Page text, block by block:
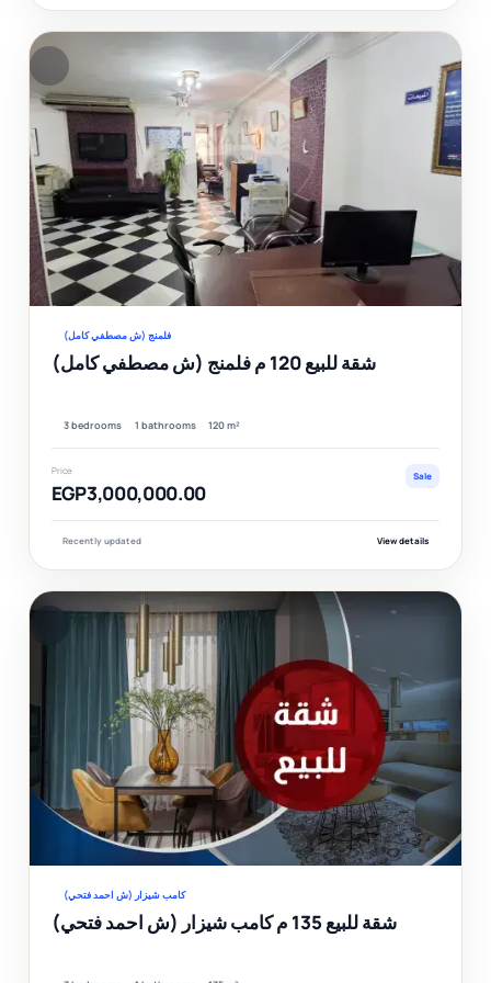
فلمنج (ش مصطفي كامل)
شقة للبيع 120 م فلمنج (ش مصطفي كامل)
3 bedrooms 1 bathrooms 120 m²
Price
EGP3,000,000.00
Sale
Recently updated View details
كامب شيزار (ش احمد فتحي)
شقة للبيع 135 م كامب شيزار (ش احمد فتحي)